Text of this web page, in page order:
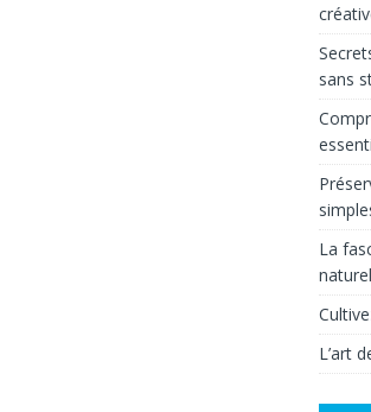
sans
La
naturel
L’art